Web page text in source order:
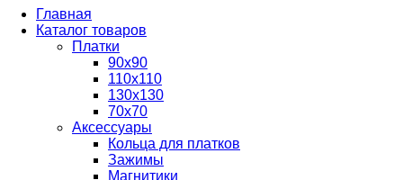
Главная
Каталог товаров
Платки
90x90
110x110
130x130
70х70
Аксессуары
Кольца для платков
Зажимы
Магнитики